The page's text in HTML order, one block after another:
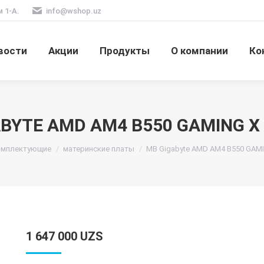
1-А. info@wshop.uz
Акции Продукты О компании
AMD AM4 B550 GAMING
материнские платы MB Gigabyte AMD AM4 B550
1 647 000 UZS